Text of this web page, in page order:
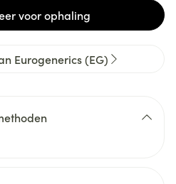
voor ophaling
Eurogenerics (EG)